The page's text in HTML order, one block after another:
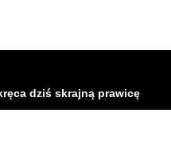
dziś skrajną prawicę